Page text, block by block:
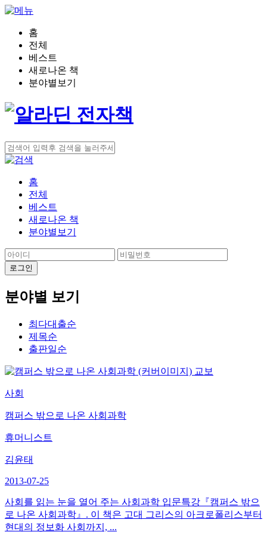
홈
전체
베스트
새로나온 책
분야별보기
홈
전체
베스트
새로나온 책
분야별보기
분야별 보기
최다대출순
제목순
출판일순
교보
사회
캠퍼스 밖으로 나온 사회과학
휴머니스트
김윤태
2013-07-25
사회를 읽는 눈을 열어 주는 사회과학 입문특강『캠퍼스 밖으
로 나온 사회과학』. 이 책은 고대 그리스의 아크로폴리스부터
현대의 정보화 사회까지, ...